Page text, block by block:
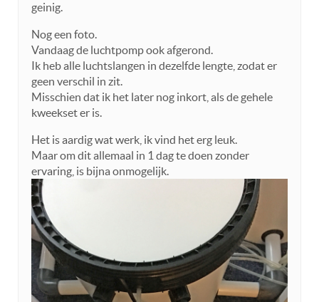
geinig.
Nog een foto.
Vandaag de luchtpomp ook afgerond.
Ik heb alle luchtslangen in dezelfde lengte, zodat er
geen verschil in zit.
Misschien dat ik het later nog inkort, als de gehele
kweekset er is.
Het is aardig wat werk, ik vind het erg leuk.
Maar om dit allemaal in 1 dag te doen zonder
ervaring, is bijna onmogelijk.